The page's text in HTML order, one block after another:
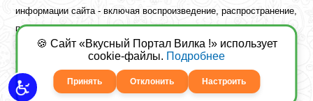
информации сайта - включая воспроизведение, распространение,
публикацию или обработку - возможно лишь при наличии
предварительного письменного разрешения правообладателя.
Copyright ©2026 Вкусный Портал Вилка
Сайт построенfreebrush.net
🍪 Сайт «Вкусный Портал Вилка !» использует
cookie-файлы. Подробнее
Принять Отклонить Настроить